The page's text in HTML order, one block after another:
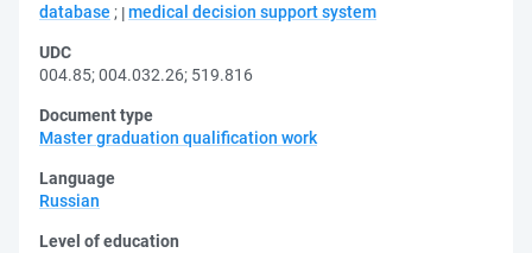
database ; medical decision support system
UDC
004.85;004.032.26; 519.816
Document type
Master graduation qualification work
Language
Russian
Level of education